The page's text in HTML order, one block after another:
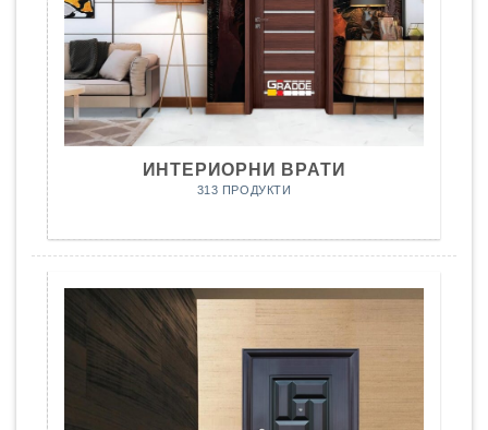
ИНТЕРИОРНИ ВРАТИ
313 ПРОДУКТИ